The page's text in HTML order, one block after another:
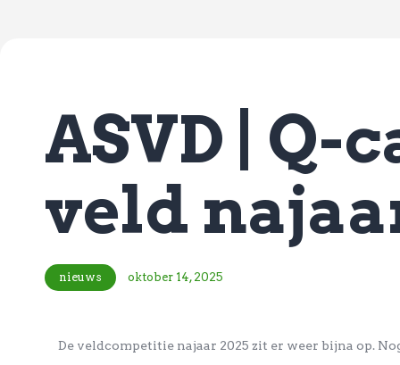
ASVD |
veld
nieuws oktober 14, 2025
De veldcompetitie najaar 2025 zit er weer bijna op.